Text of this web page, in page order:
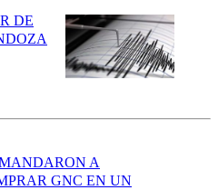
DE
A
GNC EN UN